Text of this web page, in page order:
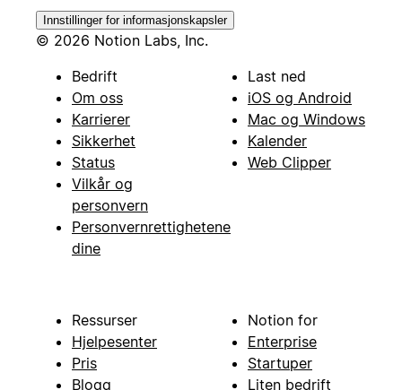
Innstillinger for informasjonskapsler
© 2026 Notion Labs, Inc.
Bedrift
Om oss
Karrierer
Sikkerhet
Status
Vilkår og
personvern
Personvernrettighetene
dine
Last ned
iOS og Android
Mac og Windows
Kalender
Web Clipper
Ressurser
Hjelpesenter
Pris
Blogg
Notion for
Enterprise
Startuper
Liten bedrift